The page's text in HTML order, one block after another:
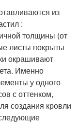
из
:
толщины (от
листы покрыты
окрашивают
Именно
у одного
с оттенком,
создания кровли